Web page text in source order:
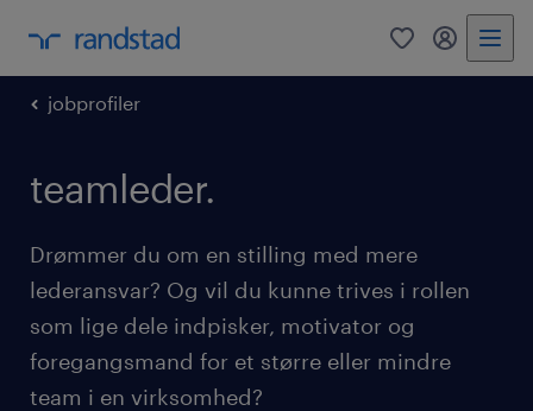
0
jobprofiler
teamleder.
Drømmer du om en stilling med mere
lederansvar? Og vil du kunne trives i rollen
som lige dele indpisker, motivator og
foregangsmand for et større eller mindre
team i en virksomhed?